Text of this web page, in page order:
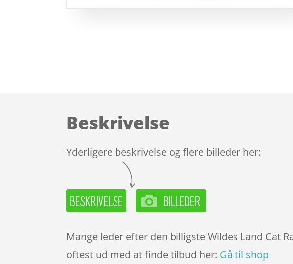
Beskrivelse
Yderligere beskrivelse og flere billeder her:
Mange leder efter den billigste Wildes Land Cat
oftest ud med at finde tilbud her: Gå til shop